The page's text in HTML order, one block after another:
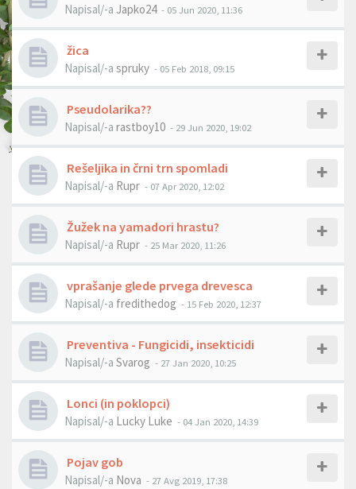
Napisal/-a Japko24 - 05 Jun 2020, 11:36
žica
Napisal/-a spruky - 05 Feb 2018, 09:15
Pseudolarika??
Napisal/-a rastboy10 - 29 Jun 2020, 19:02
Rešeljika in črni trn spomladi
Napisal/-a Rupr - 07 Apr 2020, 12:02
Žužek na yamadori hrastu?
Napisal/-a Rupr - 25 Mar 2020, 11:26
vprašanje glede prvega drevesca
Napisal/-a fredithedog - 15 Feb 2020, 12:37
Preventiva - Fungicidi, insekticidi
Napisal/-a Svarog - 27 Jan 2020, 10:25
Lonci (in poklopci)
Napisal/-a Lucky Luke - 04 Jan 2020, 14:39
Pojav gob
Napisal/-a Nova - 27 Avg 2019, 17:38